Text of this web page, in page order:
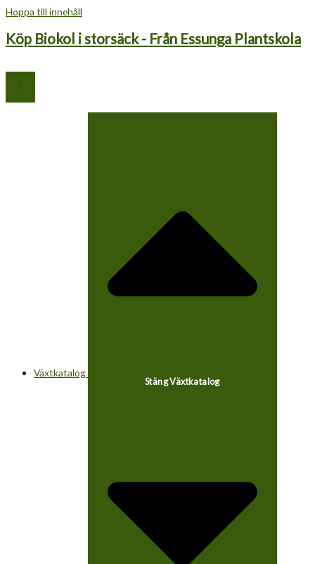
Hoppa till innehåll
Köp Biokol i storsäck - Från Essunga Plantskola
Växtkatalog
Stäng Växtkatalog